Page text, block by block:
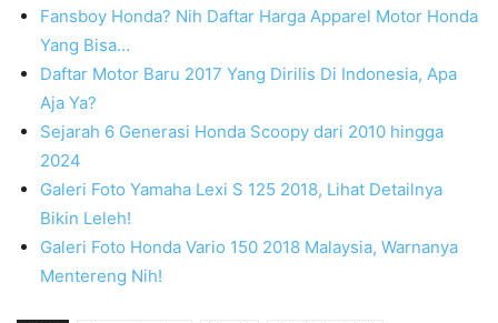
Fansboy Honda? Nih Daftar Harga Apparel Motor Honda
Yang Bisa…
Daftar Motor Baru 2017 Yang Dirilis Di Indonesia, Apa
Aja Ya?
Sejarah 6 Generasi Honda Scoopy dari 2010 hingga
2024
Galeri Foto Yamaha Lexi S 125 2018, Lihat Detailnya
Bikin Leleh!
Galeri Foto Honda Vario 150 2018 Malaysia, Warnanya
Mentereng Nih!